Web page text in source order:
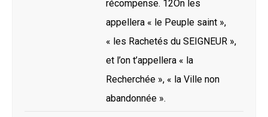
récompense. 12On les
appellera « le Peuple saint »,
« les Rachetés du SEIGNEUR »,
et l’on t’appellera « la
Recherchée », « la Ville non
abandonnée ».